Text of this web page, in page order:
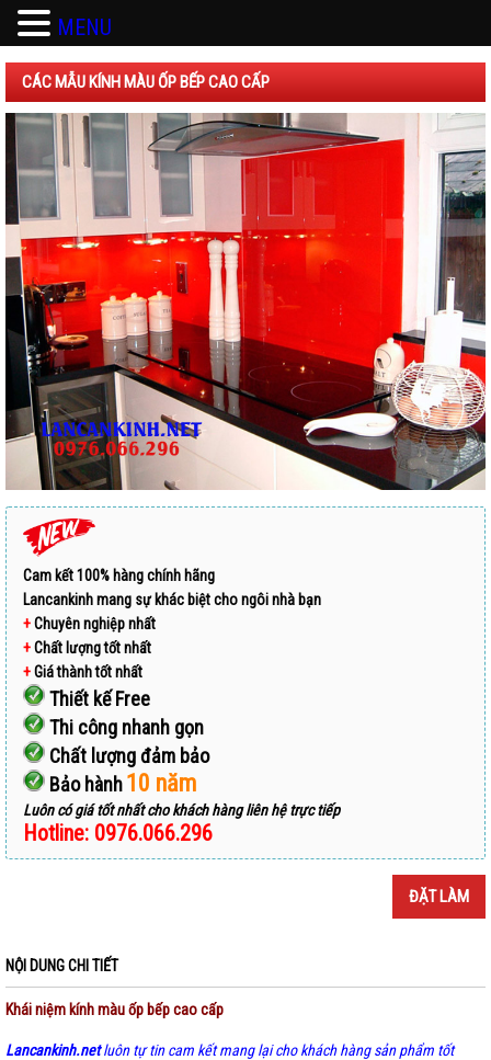
CÁC MẪU KÍNH MÀU ỐP BẾP CAO CẤP
Cam kết 100% hàng chính hãng
Lancankinh mang sự khác biệt cho ngôi nhà bạn
+Chuyên nghiệp nhất
+Chất lượng tốt nhất
+Giá thành tốt nhất
Thiết kế Free
Thi công nhanh gọn
Chất lượng đảm bảo
Bảo hành10 năm
Luôn có giá tốt nhất cho khách hàng liên hệ trực tiếp
Hotline: 0976.066.296
ĐẶT LÀM
NỘI DUNG CHI TIẾT
Khái niệm kính màu ốp bếp cao cấp
Lancankinh.netluôn tự tin cam kết mang lại cho khách hàng sản phẩm tốt
MENU